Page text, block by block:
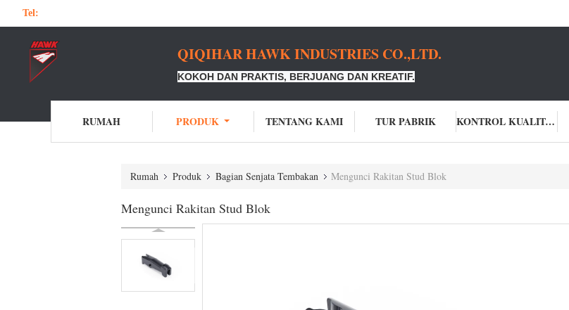
Tel:
QIQIHAR HAWK INDUSTRIES CO.,LTD.
KOKOH DAN PRAKTIS, BERJUANG DAN KREATIF.
RUMAH PRODUK TENTANG KAMI TUR PABRIK KONTROL KUALITAS
Rumah Produk Bagian Senjata Tembakan Mengunci Rakitan Stud Blok
Mengunci Rakitan Stud Blok